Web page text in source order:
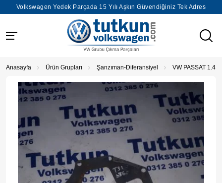
Volkswagen Yedek Parçada 15 Yılı Aşkın Güvendiğiniz Tek Adres
Anasayfa Ürün Grupları Şanzıman-Diferansiyel VW PASSAT 1.4